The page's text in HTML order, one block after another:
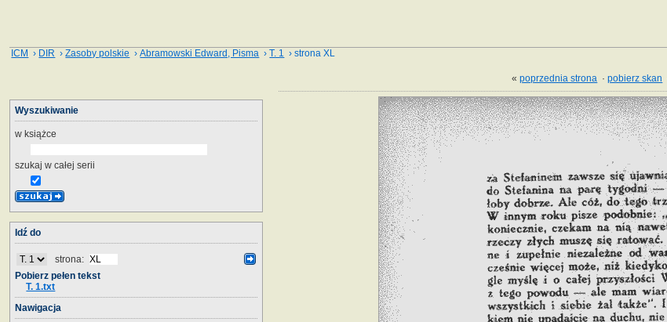
ICM › DIR ›Zasoby polskie ›Abramowski Edward, Pisma ›T. 1 › strona XL
«poprzednia strona ·pobierz skan
Wyszukiwanie
w książce
szukaj w całej serii
Idź do
strona:
Pobierz pełen tekst
T. 1.txt
Nawigacja